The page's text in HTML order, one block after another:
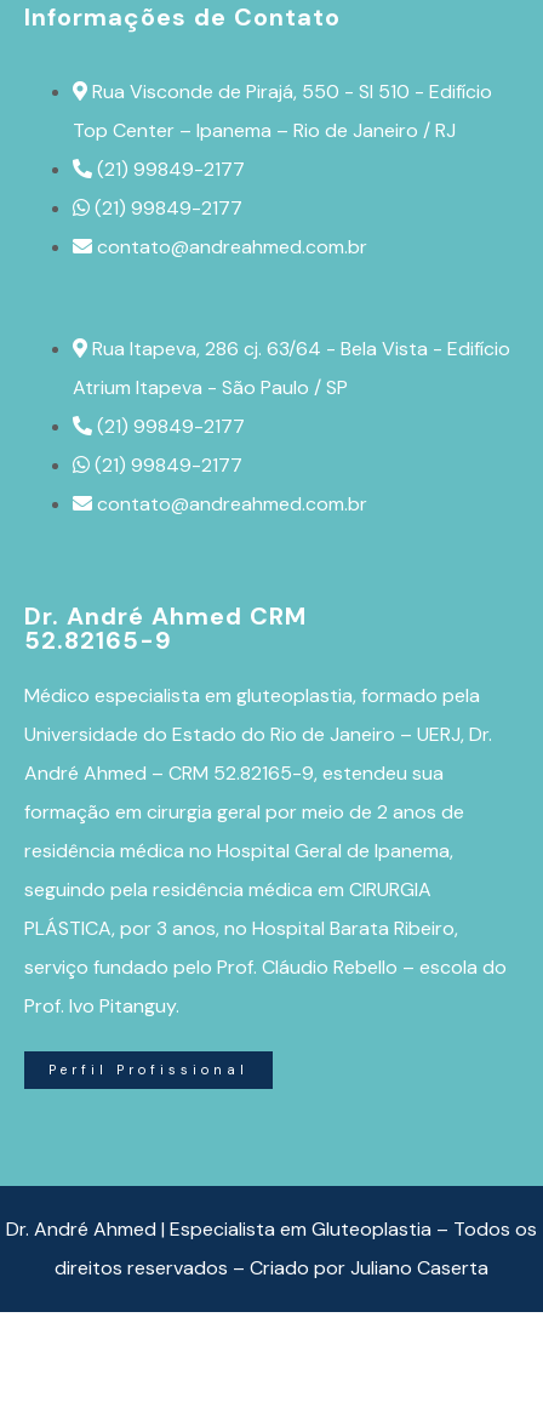
Informações de Contato
Rua Visconde de Pirajá, 550 - Sl 510 - Edifício
Top Center – Ipanema – Rio de Janeiro / RJ
(21) 99849-2177
(21) 99849-2177
contato@andreahmed.com.br
Rua Itapeva, 286 cj. 63/64 - Bela Vista - Edifício
Atrium Itapeva - São Paulo / SP
(21) 99849-2177
(21) 99849-2177
contato@andreahmed.com.br
Dr. André Ahmed CRM
52.82165-9
Médico especialista em gluteoplastia, formado pela
Universidade do Estado do Rio de Janeiro – UERJ, Dr.
André Ahmed – CRM 52.82165-9, estendeu sua
formação em cirurgia geral por meio de 2 anos de
residência médica no Hospital Geral de Ipanema,
seguindo pela residência médica em CIRURGIA
PLÁSTICA, por 3 anos, no Hospital Barata Ribeiro,
serviço fundado pelo Prof. Cláudio Rebello – escola do
Prof. Ivo Pitanguy.
Perfil Profissional
Dr. André Ahmed | Especialista em Gluteoplastia – Todos os
direitos reservados – Criado porJuliano Caserta